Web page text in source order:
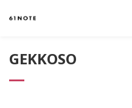
GEKKOSO